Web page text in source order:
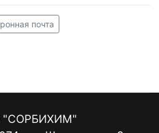
почта
"СОРБИХИМ"